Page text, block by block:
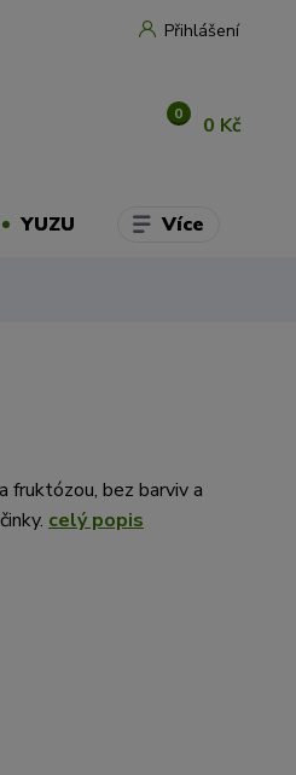
Přihlášení
0 0 Kč
YUZU Více
fruktózou, bez barviv a
celý popis